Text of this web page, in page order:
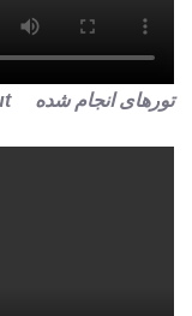
تورهای انجام شده The tours carried out